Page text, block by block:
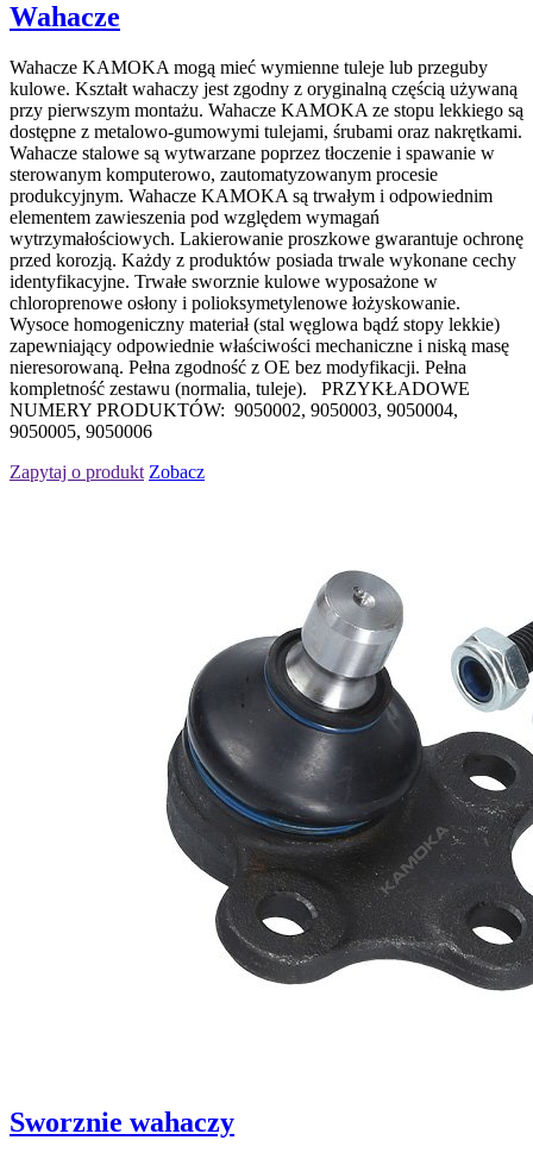
Wahacze
Wahacze KAMOKA mogą mieć wymienne tuleje lub przeguby
kulowe. Kształt wahaczy jest zgodny z oryginalną częścią używaną
przy pierwszym montażu. Wahacze KAMOKA ze stopu lekkiego są
dostępne z metalowo-gumowymi tulejami, śrubami oraz nakrętkami.
Wahacze stalowe są wytwarzane poprzez tłoczenie i spawanie w
sterowanym komputerowo, zautomatyzowanym procesie
produkcyjnym. Wahacze KAMOKA są trwałym i odpowiednim
elementem zawieszenia pod względem wymagań
wytrzymałościowych. Lakierowanie proszkowe gwarantuje ochronę
przed korozją. Każdy z produktów posiada trwale wykonane cechy
identyfikacyjne. Trwałe sworznie kulowe wyposażone w
chloroprenowe osłony i polioksymetylenowe łożyskowanie.
Wysoce homogeniczny materiał (stal węglowa bądź stopy lekkie)
zapewniający odpowiednie właściwości mechaniczne i niską masę
nieresorowaną. Pełna zgodność z OE bez modyfikacji. Pełna
kompletność zestawu (normalia, tuleje). PRZYKŁADOWE
NUMERY PRODUKTÓW: 9050002, 9050003, 9050004,
9050005, 9050006
Zapytaj o produkt Zobacz
Sworznie wahaczy